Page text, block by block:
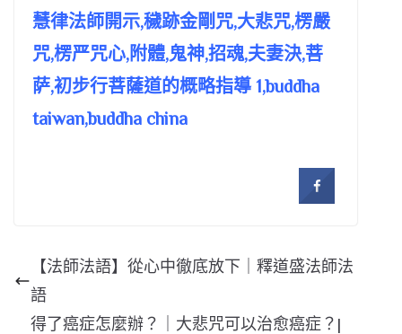
慧律法師開示,穢跡金剛咒,大悲咒,楞嚴
咒,楞严咒心,附體,鬼神,招魂,夫妻決,菩
萨,初步行菩薩道的概略指導 1,buddha
taiwan,buddha china
【法師法語】從心中徹底放下｜釋道盛法師法
語
得了癌症怎麼辦？｜大悲咒可以治愈癌症？|